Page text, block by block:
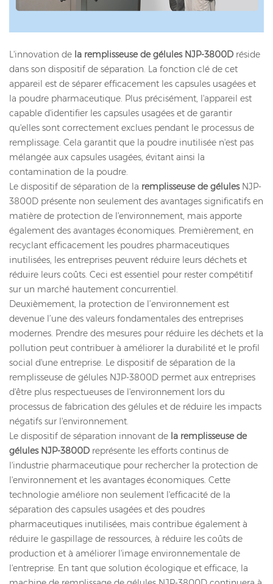
L'innovation de la remplisseuse de gélules NJP-3800D réside
dans son dispositif de séparation. La fonction clé de cet
appareil est de séparer efficacement les capsules usagées et
la poudre pharmaceutique. Plus précisément, l'appareil est
capable d'identifier les capsules usagées et de garantir
qu'elles sont correctement exclues pendant le processus de
remplissage. Cela garantit que la poudre inutilisée n'est pas
mélangée aux capsules usagées, évitant ainsi la
contamination de la poudre.
Le dispositif de séparation de la remplisseuse de gélulesNJP-
3800D présente non seulement des avantages significatifs en
matière de protection de l'environnement, mais apporte
également des avantages économiques. Premièrement, en
recyclant efficacement les poudres pharmaceutiques
inutilisées, les entreprises peuvent réduire leurs déchets et
réduire leurs coûts. Ceci est essentiel pour rester compétitif
sur un marché hautement concurrentiel.
Deuxièmement, la protection de l’environnement est
devenue l’une des valeurs fondamentales des entreprises
modernes. Prendre des mesures pour réduire les déchets et la
pollution peut contribuer à améliorer la durabilité et le profil
social d'une entreprise. Le dispositif de séparation de la
remplisseuse de gélules NJP-3800D permet aux entreprises
d'être plus respectueuses de l'environnement lors du
processus de fabrication des gélules et de réduire les impacts
négatifs sur l'environnement.
Le dispositif de séparation innovant de la remplisseuse de
gélules NJP-3800D représente les efforts continus de
l'industrie pharmaceutique pour rechercher la protection de
l'environnement et les avantages économiques. Cette
technologie améliore non seulement l'efficacité de la
séparation des capsules usagées et des poudres
pharmaceutiques inutilisées, mais contribue également à
réduire le gaspillage de ressources, à réduire les coûts de
production et à améliorer l'image environnementale de
l'entreprise. En tant que solution écologique et efficace, la